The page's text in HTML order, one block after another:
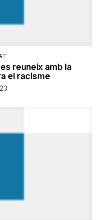
reuneix amb la
el racisme